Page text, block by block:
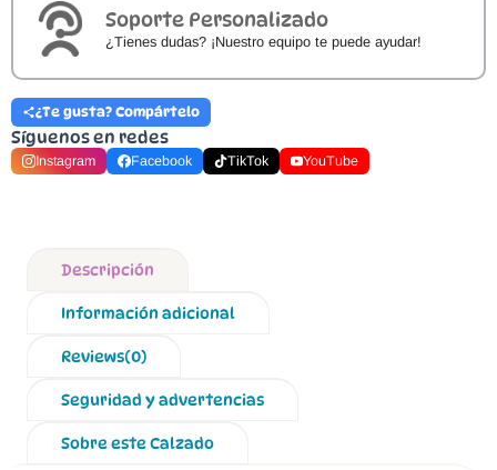
Soporte Personalizado
¿Tienes dudas? ¡Nuestro equipo te puede ayudar!
¿Te gusta? Compártelo
Síguenos en redes
Instagram Facebook TikTok YouTube
Descripción
Información adicional
Reviews(0)
Seguridad y advertencias
Sobre este Calzado